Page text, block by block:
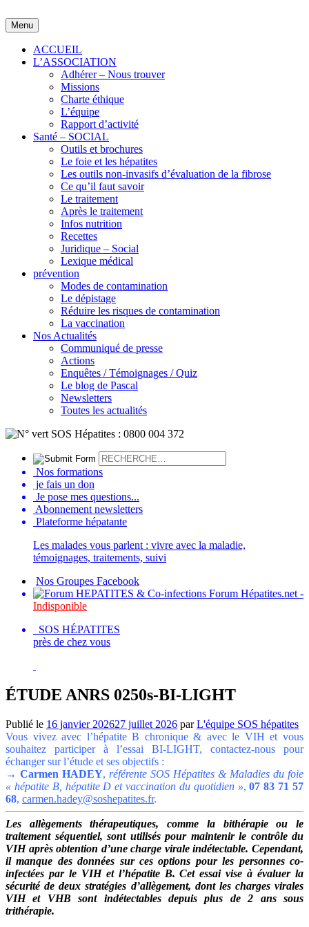
to
content
Menu
ACCUEIL
L’ASSOCIATION
Adhérer – Nous trouver
Missions
Charte éthique
L’équipe
Rapport d’activité
Santé – SOCIAL
Outils et brochures
Le foie et les hépatites
Les outils non-invasifs d’évaluation de la fibrose
Ce qu’il faut savoir
Le traitement
Après le traitement
Infos nutrition
Recettes
Juridique – Social
Lexique médical
prévention
Modes de contamination
Le dépistage
Réduire les risques de contamination
La vaccination
Nos Actualités
Communiqué de presse
Actions
Enquêtes / Témoignages / Quiz
Le blog de Pascal
Newsletters
Toutes les actualités
Nos formations
je fais un don
Je pose mes questions...
Abonnement newsletters
Plateforme hépatante
Les malades vous parlent : vivre avec la maladie,
témoignages, traitements, suivi
Nos Groupes Facebook
Forum Hépatites.net -
Indisponible
SOS HÉPATITES
près de chez vous
ÉTUDE ANRS 0250s-BI-LIGHT
Publié le 16 janvier 202627 juillet 2026 parL'équipe SOS hépatites
Vous vivez avec l’hépatite B chronique & avec le VIH et vous
souhaitez participer à l’essai BI-LIGHT, contactez-nous pour
échanger sur l’étude et ses objectifs :
→ Carmen HADEY, référente SOS Hépatites & Maladies du foie
« hépatite B, hépatite D et vaccination du quotidien »,07 83 71 57
68, carmen.hadey@soshepatites.fr.
Les allègements thérapeutiques, comme la bithérapie ou le
traitement séquentiel, sont utilisés pour maintenir le contrôle du
VIH après obtention d’une charge virale indétectable. Cependant,
il manque des données sur ces options pour les personnes co-
infectées par le VIH et l’hépatite B. Cet essai vise à évaluer la
sécurité de deux stratégies d’allègement, dont les charges virales
VIH et VHB sont indétectables depuis plus de 2 ans sous
trithérapie.